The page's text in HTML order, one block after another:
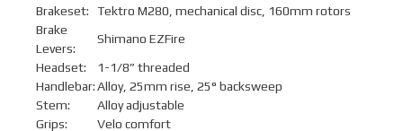
Brakeset:
Tektro M280, mechanical disc, 160mm rotors
Brake
Levers:
Shimano EZFire
Headset:
1-1/8” threaded
Handlebar:Alloy, 25mm rise, 25° backsweep
Stem:
Alloy adjustable
Grips:
Velo comfort